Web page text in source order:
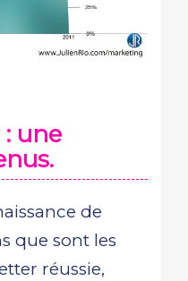
une
de
que sont les
réussie,